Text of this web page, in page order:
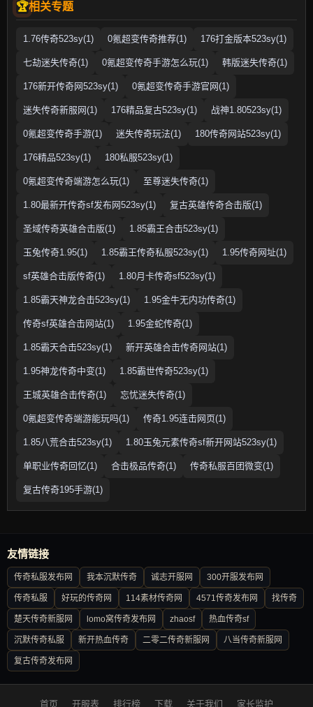
相关专题
1.76传奇523sy(1) 0氪超变传奇推荐(1) 176打金版本523sy(1)
七劫迷失传奇(1) 0氪超变传奇手游怎么玩(1) 韩版迷失传奇(1)
176新开传奇网523sy(1) 0氪超变传奇手游官网(1)
迷失传奇新服网(1) 176精品复古523sy(1) 战神1.80523sy(1)
0氪超变传奇手游(1) 迷失传奇玩法(1) 180传奇网站523sy(1)
176精品523sy(1) 180私服523sy(1)
0氪超变传奇端游怎么玩(1) 至尊迷失传奇(1)
1.80最新开传奇sf发布网523sy(1) 复古英雄传奇合击版(1)
圣域传奇英雄合击版(1) 1.85霸王合击523sy(1)
玉兔传奇1.95(1) 1.85霸王传奇私服523sy(1) 1.95传奇网址(1)
sf英雄合击版传奇(1) 1.80月卡传奇sf523sy(1)
1.85霸天神龙合击523sy(1) 1.95金牛无内功传奇(1)
传奇sf英雄合击网站(1) 1.95金蛇传奇(1)
1.85霸天合击523sy(1) 新开英雄合击传奇网站(1)
1.95神龙传奇中变(1) 1.85霸世传奇523sy(1)
王城英雄合击传奇(1) 忘忧迷失传奇(1)
0氪超变传奇端游能玩吗(1) 传奇1.95连击网页(1)
1.85八荒合击523sy(1) 1.80玉兔元素传奇sf新开网站523sy(1)
单职业传奇回忆(1) 合击极品传奇(1) 传奇私服百团微变(1)
复古传奇195手游(1)
友情链接
传奇私服发布网 我本沉默传奇 诚志开服网 300开服发布网
传奇私服 好玩的传奇网 114素材传奇网 4571传奇发布网 找传奇
楚天传奇新服网 lomo窝传奇发布网 zhaosf 热血传奇sf
沉默传奇私服 新开热血传奇 二零二传奇新服网 八当传奇新服网
复古传奇发布网
首页 开服表 排行榜 下载 关于我们 家长监护